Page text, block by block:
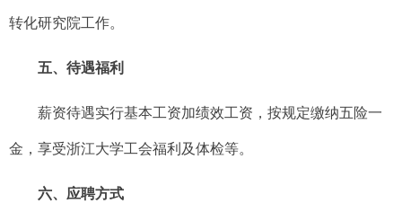
转化研究院工作。
五、待遇福利
薪资待遇实行基本工资加绩效工资，按规定缴纳五险一
金，享受浙江大学工会福利及体检等。
六、应聘方式